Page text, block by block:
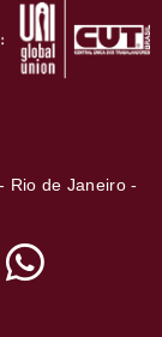
Rio de Janeiro -